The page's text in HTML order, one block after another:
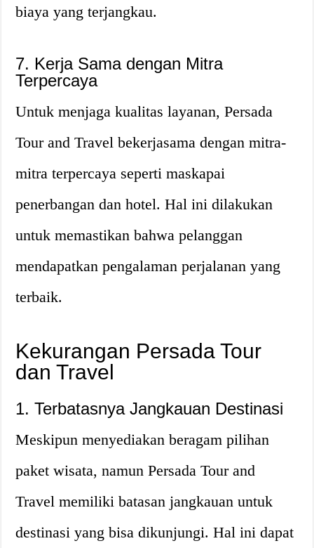
biaya yang terjangkau.
7. Kerja Sama dengan Mitra
Terpercaya
Untuk menjaga kualitas layanan, Persada
Tour and Travel bekerjasama dengan mitra-
mitra terpercaya seperti maskapai
penerbangan dan hotel. Hal ini dilakukan
untuk memastikan bahwa pelanggan
mendapatkan pengalaman perjalanan yang
terbaik.
Kekurangan Persada Tour
dan Travel
1. Terbatasnya Jangkauan Destinasi
Meskipun menyediakan beragam pilihan
paket wisata, namun Persada Tour and
Travel memiliki batasan jangkauan untuk
destinasi yang bisa dikunjungi. Hal ini dapat